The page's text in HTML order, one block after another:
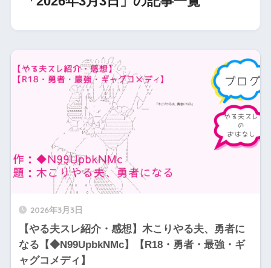
2026年3月3日
【やる夫スレ紹介・感想】木こりやる夫、勇者に
なる【◆N99UpbkNMc】【R18・勇者・最強・ギ
ャグコメディ】